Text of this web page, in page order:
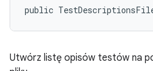
public
Utwórz listę opisów testów na